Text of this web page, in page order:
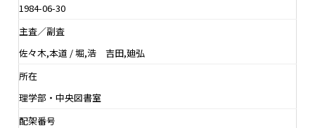
1984-06-30
主査／副査
佐々木,本道 / 堀,浩 吉田,廸弘
所在
理学部・中央図書室
配架番号